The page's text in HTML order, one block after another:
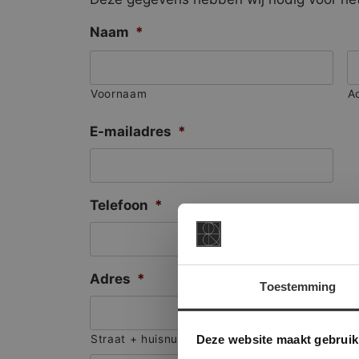
Toestemming
Deze website maakt
Naam *
Voornaam
E-mailadres *
Telefoon *
Adres *
Straat + huisnummer
Deze
onze